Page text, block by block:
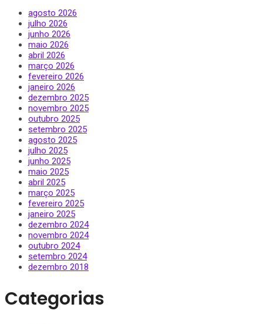
agosto 2026
julho 2026
junho 2026
maio 2026
abril 2026
março 2026
fevereiro 2026
janeiro 2026
dezembro 2025
novembro 2025
outubro 2025
setembro 2025
agosto 2025
julho 2025
junho 2025
maio 2025
abril 2025
março 2025
fevereiro 2025
janeiro 2025
dezembro 2024
novembro 2024
outubro 2024
setembro 2024
dezembro 2018
Categorias